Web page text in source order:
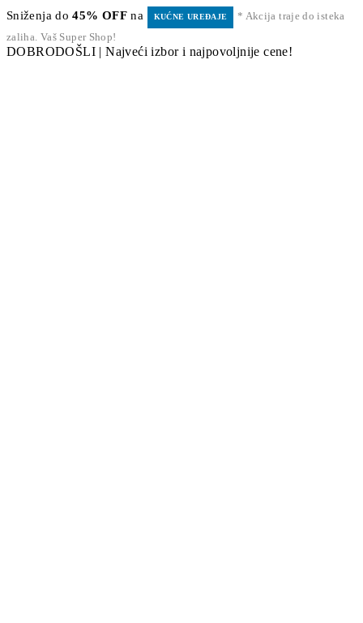
Sniženja do45% OFF na KUĆNE UREĐAJE
* Akcija traje do isteka
zaliha. Vaš Super Shop!
DOBRODOŠLI | Najveći izbor i najpovoljnije cene!